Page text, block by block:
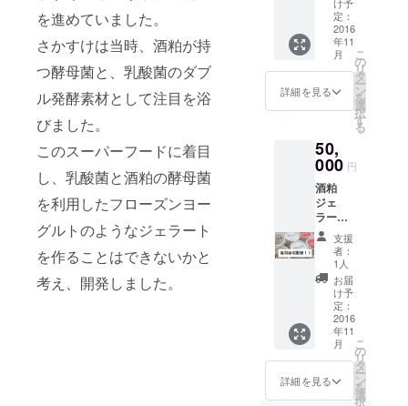
を進めていました。
さかすけは当時、酒粕が持
つ酵母菌と、乳酸菌のダブ
ル発酵素材として注目を浴
びました。
このスーパーフードに着目
し、乳酸菌と酒粕の酵母菌
を利用したフローズンヨー
グルトのようなジェラート
を作ることはできないかと
考え、開発しました。
レー
ン、
苺、玄
米珈琲
それぞ
れ4個入
り
け予
定：
2016
年11
月
詳細を見る
こ
の
リ
タ
ー
ン
を
選
択
す
る
50,
000 円
酒粕
ジェ
ラート
mui 12
個入り
ギフト
ボック
ス を6
か月間
毎月自
宅配送
致しま
す。
支援
者：
1人
お届
け予
定：
2016
年11
月
詳細を見る
こ
の
リ
タ
ー
ン
を
選
択